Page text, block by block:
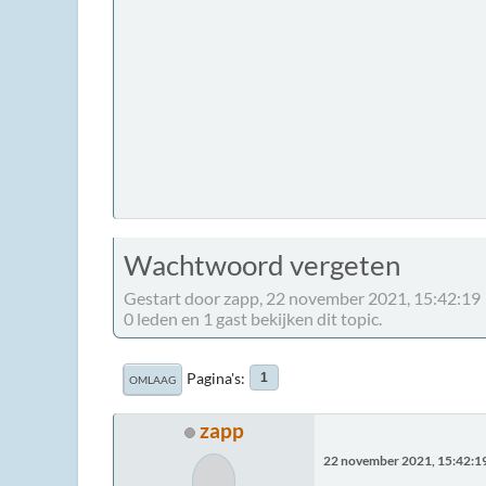
Wachtwoord vergeten
Gestart door zapp, 22 november 2021, 15:42:19
0 leden en 1 gast bekijken dit topic.
OMLAAG Pagina's 1
zapp
22 november 2021,